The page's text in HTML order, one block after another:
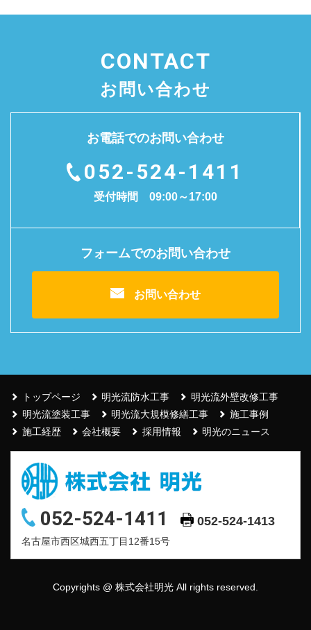
CONTACT
お問い合わせ
お電話でのお問い合わせ
052-524-1411
受付時間 09:00～17:00
フォームでのお問い合わせ
お問い合わせ
トップページ 明光流防水工事
明光流外壁改修工事
明光流塗装工事
明光流大規模修繕工事
施工事例
施工経歴
会社概要 採用情報 明光のニュース
052-524-1411 052-524-1413
名古屋市西区城西五丁目12番15号
Copyrights @ 株式会社明光 All rights reserved.